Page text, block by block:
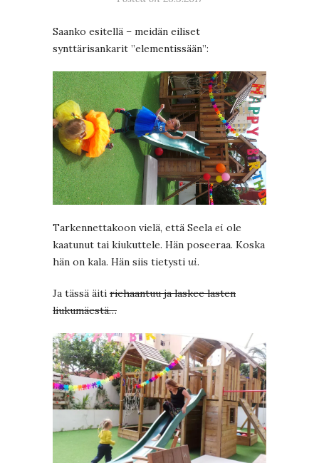
Saanko esitellä – meidän eiliset
synttärisankarit ”elementissään”:
Tarkennettakoon vielä, että Seela ei ole
kaatunut tai kiukuttele. Hän poseeraa. Koska
hän on kala. Hän siis tietysti ui.
Ja tässä äiti riehaantuu ja laskee lasten
liukumäestä…